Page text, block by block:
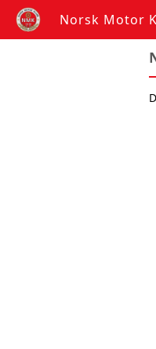
Norsk Motor